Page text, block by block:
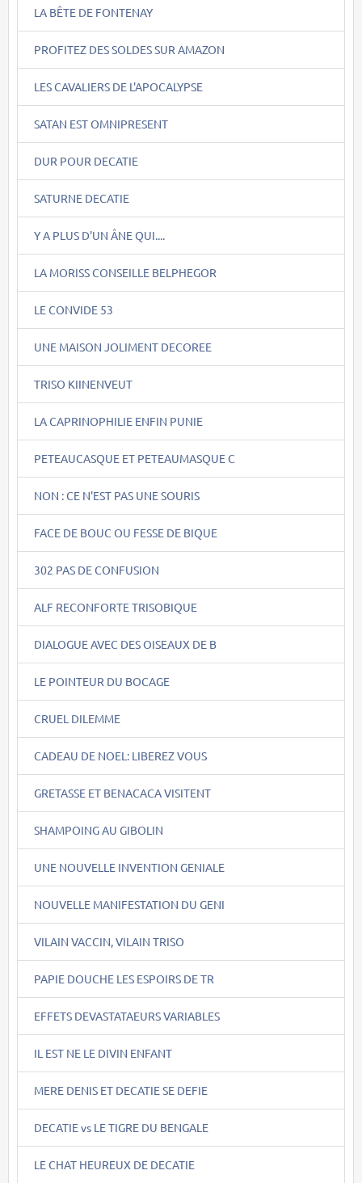
LA BÊTE DE FONTENAY
PROFITEZ DES SOLDES SUR AMAZON
LES CAVALIERS DE L'APOCALYPSE
SATAN EST OMNIPRESENT
DUR POUR DECATIE
SATURNE DECATIE
Y A PLUS D'UN ÂNE QUI....
LA MORISS CONSEILLE BELPHEGOR
LE CONVIDE 53
UNE MAISON JOLIMENT DECOREE
TRISO KIINENVEUT
LA CAPRINOPHILIE ENFIN PUNIE
PETEAUCASQUE ET PETEAUMASQUE C
NON : CE N'EST PAS UNE SOURIS
FACE DE BOUC OU FESSE DE BIQUE
302 PAS DE CONFUSION
ALF RECONFORTE TRISOBIQUE
DIALOGUE AVEC DES OISEAUX DE B
LE POINTEUR DU BOCAGE
CRUEL DILEMME
CADEAU DE NOEL: LIBEREZ VOUS
GRETASSE ET BENACACA VISITENT
SHAMPOING AU GIBOLIN
UNE NOUVELLE INVENTION GENIALE
NOUVELLE MANIFESTATION DU GENI
VILAIN VACCIN, VILAIN TRISO
PAPIE DOUCHE LES ESPOIRS DE TR
EFFETS DEVASTATAEURS VARIABLES
IL EST NE LE DIVIN ENFANT
MERE DENIS ET DECATIE SE DEFIE
DECATIE vs LE TIGRE DU BENGALE
LE CHAT HEUREUX DE DECATIE